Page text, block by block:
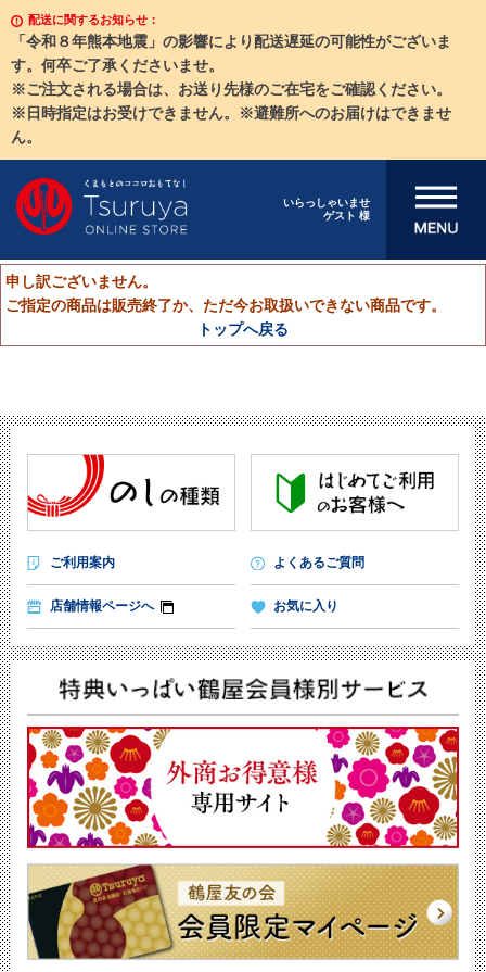
配送に関するお知らせ：
「令和８年熊本地震」の影響により配送遅延の可能性がございま
す。何卒ご了承くださいませ。
※ご注文される場合は、お送り先様のご在宅をご確認ください。
※日時指定はお受けできません。※避難所へのお届けはできませ
ん。
いらっしゃいませ
ゲスト 様
メニューを開
申し訳ございません。
ご指定の商品は販売終了か、ただ今お取扱いできない商品です。
トップへ戻る
ご利用案内 よくあるご質問
店舗情報ページへ お気に入り